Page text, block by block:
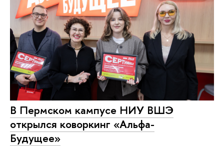
В Пермском кампусе НИУ ВШЭ
открылся коворкинг «Альфа-
Будущее»